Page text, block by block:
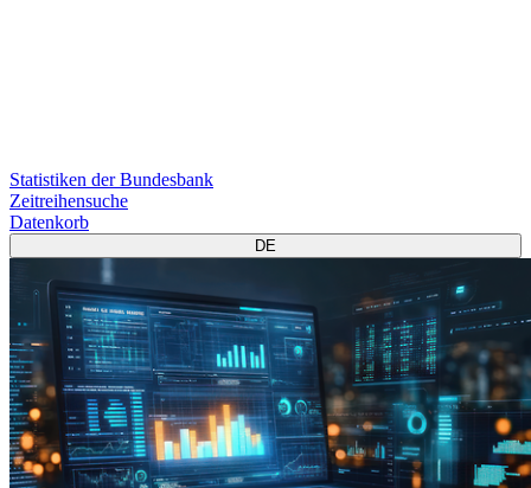
Statistiken der Bundesbank
Zeitreihensuche
Datenkorb
DE